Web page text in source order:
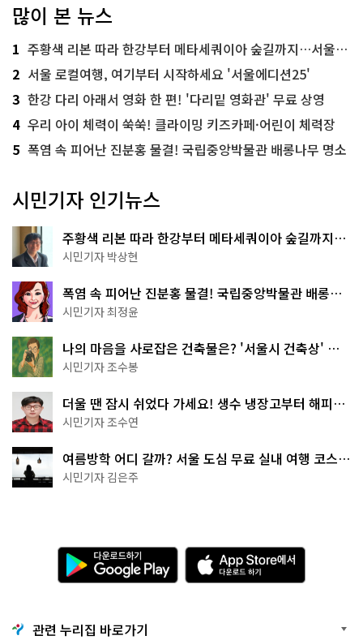
많이 본 뉴스
1 주황색 리본 따라 한강부터 메타세쿼이아 숲길까지…서울둘레길 15코스
2 서울 로컬여행, 여기부터 시작하세요 '서울에디션25'
3 한강 다리 아래서 영화 한 편! '다리밑 영화관' 무료 상영
4 우리 아이 체력이 쑥쑥! 클라이밍 키즈카페·어린이 체력장
5 폭염 속 피어난 진분홍 물결! 국립중앙박물관 배롱나무 명소
시민기자 인기뉴스
주황색 리본 따라 한강부터 메타세쿼이아 숲길까지…
서울둘레길 15코스
시민기자 박상현
폭염 속 피어난 진분홍 물결! 국립중앙박물관 배롱나
무 명소
시민기자 최정윤
나의 마음을 사로잡은 건축물은? '서울시 건축상' 수
상작 공개!
시민기자 조수봉
더울 땐 잠시 쉬었다 가세요! 생수 냉장고부터 해피소
·무더위쉼터까지
시민기자 조수연
여름방학 어디 갈까? 서울 도심 무료 실내 여행 코스
추천
시민기자 김은주
다
운
로
기
G
A
p
p
관련 누리집 바로가기